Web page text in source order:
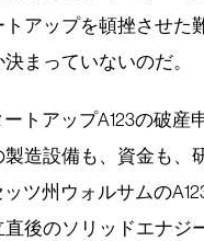
アップを頓挫させた
まっていないのだ。
トアップA123の破
造設備も、資金も、
ツ州ウォルサムの
後のソリッドエナジ